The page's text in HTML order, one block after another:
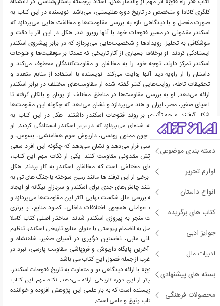
دسته بندی موضوعی
لوازم تحریر
انواع داستان
کتاب های برگزیده
جوایز ادبی
ادبیات ملل
بسته های پیشنهادی
محصولات فرهنگی
کلگری کانادا و متخصص در تاریخ دوره هلنیستی، می‌باشد. نویسنده در این کتاب به
صورت مفصل و با دیدگاهی تازه به بررسی مقاومت‌ها و مخالفت هایی می‌پردازد که
اسکندر مقدونی در مسیر فتوحات خود با آنها روبرو شد. هکل در این اثر با دقت و
موشکافی به تحلیل رویدادها و شخصیت‌هایی می‌پردازد که در برابر پیشروی اسکندر
ایستادگی کردند. او برخلاف بسیاری از آثار تاریخی که عمدتا بر موفقیت‌ها و فتوحات
اسکندر تمرکز دارند، توجه خود را به مخالفان و مقاومت‌کنندگان معطوف می‌کند و
داستان را از زاویه دید آنها روایت می‌کند. نویسنده با استفاده از منابع متعدد و
تحقیقات تاطه، روایت‌هایی کمتر گفته شده از مقاومت‌های مختلف در برابر اسکندر
ارائه می‌دهد. او به بررسی مقاومت‌ها در مناطق مختلف از یونان و بالکان گرفته تا
آسیای صغیر، مصر، ایران و هند می‌پردازد و نشان می‌دهد که چگونه این مقاومت‌ها
شکل گرفتند و چه تأثیری بر روند فتوحات اسکندر داشتند. هکل در این کتاب به
شخصیت‌های کمتر شناخته شده‌ای می‌پردازد که در برابر اسکندر ایستادگی کردند. او
زندگی و اقدامات رهبرانی چون ممنون رودسی، داریوش سوم هخامنشی، بسوس، و
پوروس هندی را مورد بررسی قرار می‌دهد و نشان می‌دهد که چگونه این افراد سعی
کردند در برابر پیشروی ارتش مقدونی مقاومت کنند. یکی از نکات مهم این کتاب،
تحلیل رفتار ها و شگردهای مختلفی است که مخالفان اسکندر به کار بردند. هکل
توضیح می‌دهد که چگونه برخی از این ترفند ها مانند زمین سوخته یا جنگ های تن به
تن نیروهای فداکار، توانستند چالش‌های جدی برای اسکندر و سربازان بیگانه او ایجاد
کنند. نویسنده همچنین به بررسی علل شکست نهایی اکثر این مقاومت‌ها می‌پردازد و
شرح می دهد که چگونه عواملی همچون اختلافات داخلی، کمبود منابع، و برتری
نظامی مقدونیان در نهایت منجر به پیروزی اسکندر شدند. ساختار اصلی کتاب کاملا
دانشگاهی است ودر ۱۶ فصل به انضمام پیوستی با عنوان منابع تاریخی اسکندر، تنظیم
شده است.جهاد برای یونانی مآبی، نخستین درگیری در آسیای صغیر، شاهنشاه و
سپاهش، شامات و مصر، آخرین پایگاه داریوش و فروپاشی مقاومت پارسی، نبرد در
آسیای میانه و بازگشت به غرب از جمله فصول این کتاب می باشد.
بطور کلی، کتاب «در راه فتح» با ارائه دیدگاهی نو و متفاوت به تاریخ فتوحات اسکندر،
تصویری کامل تر و متوازن‌تر از این دوره تاریخی ارائه می‌دهد. نکته مهم این کتاب
ارجاعات متعدد و دقیق نویسنده است که به بار علمی این پژوهش افزوده و خواننده
اطمینان می‌یابد مطالب کتاب وثیق و علمی است.